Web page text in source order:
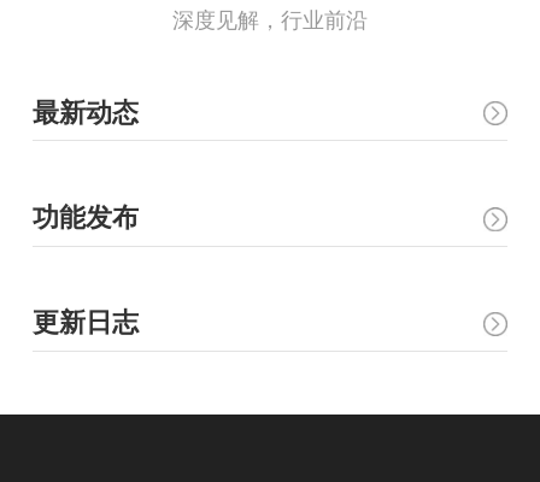
深度见解，行业前沿
最新动态
功能发布
更新日志